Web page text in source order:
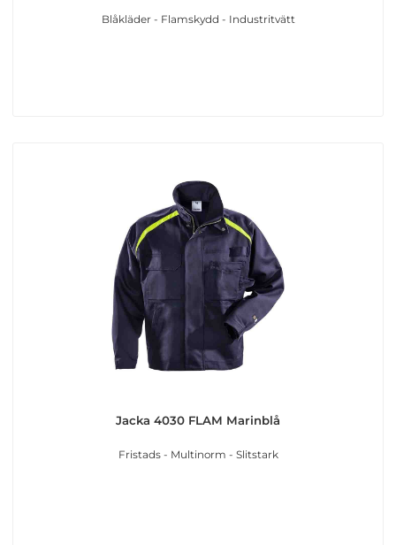
Blåkläder - Flamskydd - Industritvätt
Jacka 4030 FLAM Marinblå
Fristads - Multinorm - Slitstark